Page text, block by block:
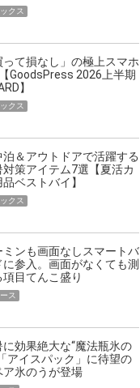
クス
って損なし」の極上スマホ
GoodsPress 2026上半期
】
クス
泊＆アウトドアで活躍する
対策アイテム7選【夏活カ
品ベストバイ】
クス
ミンも画面なしスマートバ
に参入。画面がなくても測
項目てんこ盛り
ス
に効果絶大な“魔法瓶氷の
アイスパック」に待望の
ア氷のうが登場